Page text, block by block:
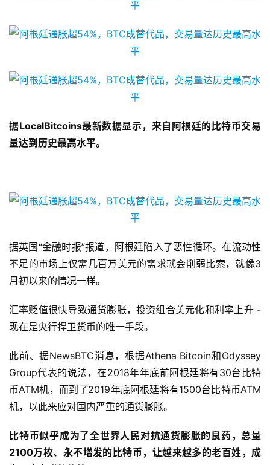
据LocalBitcoins最新数据显示，来自阿根廷的比特币交易
量达到历史最高水平。
据英国“金融时报”报道，阿根廷陷入了恶性循环。在流动性
不足的市场上仅需几百万美元的需求就会削弱比索，就像3
月初以来的情况一样。
汇率贬值很快导致通货膨胀，投资组合美元化和利率上升 -
现在是央行捍卫货币的唯一手段。
此前、据NewsBTC消息，根据Athena Bitcoin和Odyssey
Group代表的说法，在2018年年底前阿根廷将有30台比特
币ATM机，而到了2019年底阿根廷将有1500台比特币ATM
机，以此来应对国内严重的通货膨胀。
比特币似乎成为了全世界人民对抗通货膨胀的良药，总量
2100万枚、永不增发的比特币，让越来越多的老百姓，成